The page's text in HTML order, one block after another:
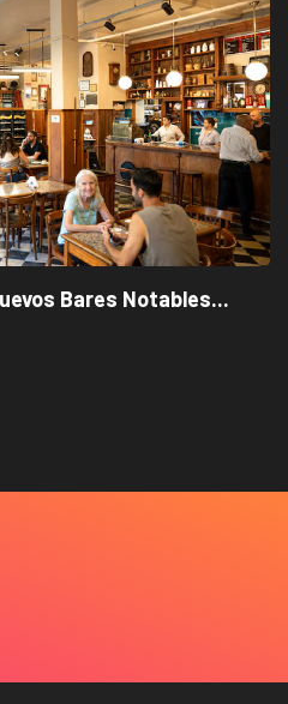
Bares Notables...